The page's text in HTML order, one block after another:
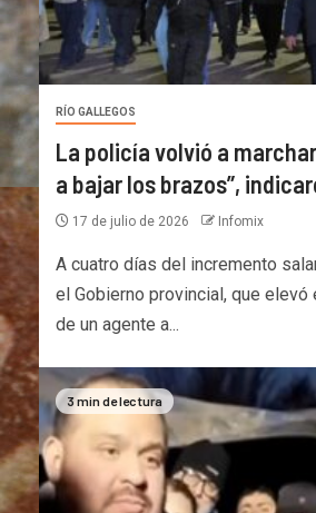
RÍO GALLEGOS
La policía volvió a
a bajar los brazos”,
17 de julio de 2026 Infomix
A cuatro días del incremento
el Gobierno provincial, que elevó
de un agente a...
3 min de lectura